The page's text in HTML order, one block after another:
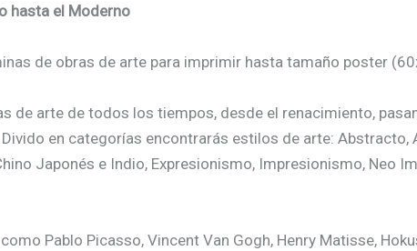
hasta el Moderno
de obras de arte para imprimir hasta tamaño poster
de arte de todos los tiempos, desde el renacimiento,
en categorías encontrarás estilos de arte: Abstracto,
Japonés e Indio, Expresionismo, Impresionismo, Neo
Pablo Picasso, Vincent Van Gogh, Henry Matisse,